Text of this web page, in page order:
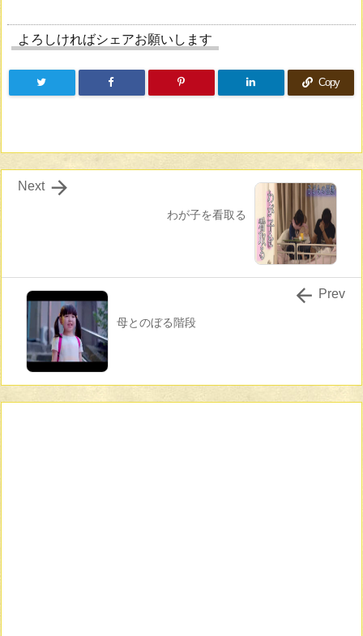
よろしければシェアお願いします
Copy
わが子を看取る

Next
母とのぼる階段
 Prev